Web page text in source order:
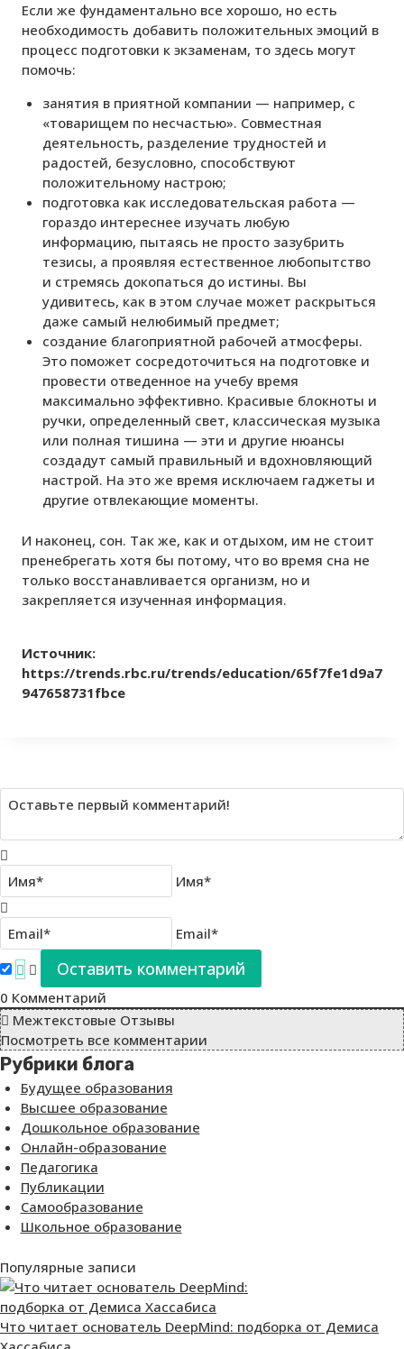
Если же фундаментально все хорошо, но есть
необходимость добавить положительных эмоций в
процесс подготовки к экзаменам, то здесь могут
помочь:
занятия в приятной компании — например, с
«товарищем по несчастью». Совместная
деятельность, разделение трудностей и
радостей, безусловно, способствуют
положительному настрою;
подготовка как исследовательская работа —
гораздо интереснее изучать любую
информацию, пытаясь не просто зазубрить
тезисы, а проявляя естественное любопытство
и стремясь докопаться до истины. Вы
удивитесь, как в этом случае может раскрыться
даже самый нелюбимый предмет;
создание благоприятной рабочей атмосферы.
Это поможет сосредоточиться на подготовке и
провести отведенное на учебу время
максимально эффективно. Красивые блокноты и
ручки, определенный свет, классическая музыка
или полная тишина — эти и другие нюансы
создадут самый правильный и вдохновляющий
настрой. На это же время исключаем гаджеты и
другие отвлекающие моменты.
И наконец, сон. Так же, как и отдыхом, им не стоит
пренебрегать хотя бы потому, что во время сна не
только восстанавливается организм, но и
закрепляется изученная информация.
Источник:
https://trends.rbc.ru/trends/education/65f7fe1d9a7
947658731fbce
Имя*
Email*
0 Комментарий
Межтекстовые Отзывы
Посмотреть все комментарии
Рубрики блога
Будущее образования
Высшее образование
Дошкольное образование
Онлайн-образование
Педагогика
Публикации
Самообразование
Школьное образование
Популярные записи
Что читает основатель DeepMind: подборка от Демиса